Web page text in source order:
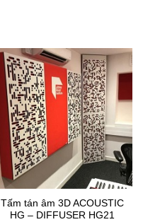
Tấm tán âm 3D ACOUSTIC
HG – DIFFUSER HG21